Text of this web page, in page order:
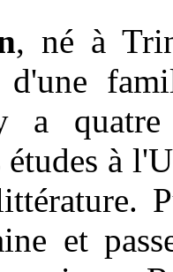
, né à
d'une
quatre
études à
et